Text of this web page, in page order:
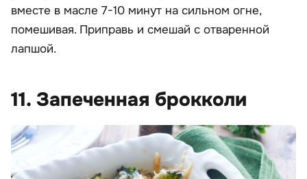
вместе в масле 7-10 минут на сильном огне,
помешивая. Приправь и смешай с отваренной
лапшой.
11. Запеченная брокколи